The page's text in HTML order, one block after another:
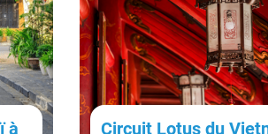
à
Circuit Lotus du